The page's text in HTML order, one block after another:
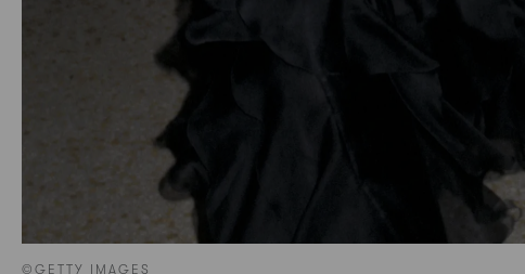
©GETTY IMAGES